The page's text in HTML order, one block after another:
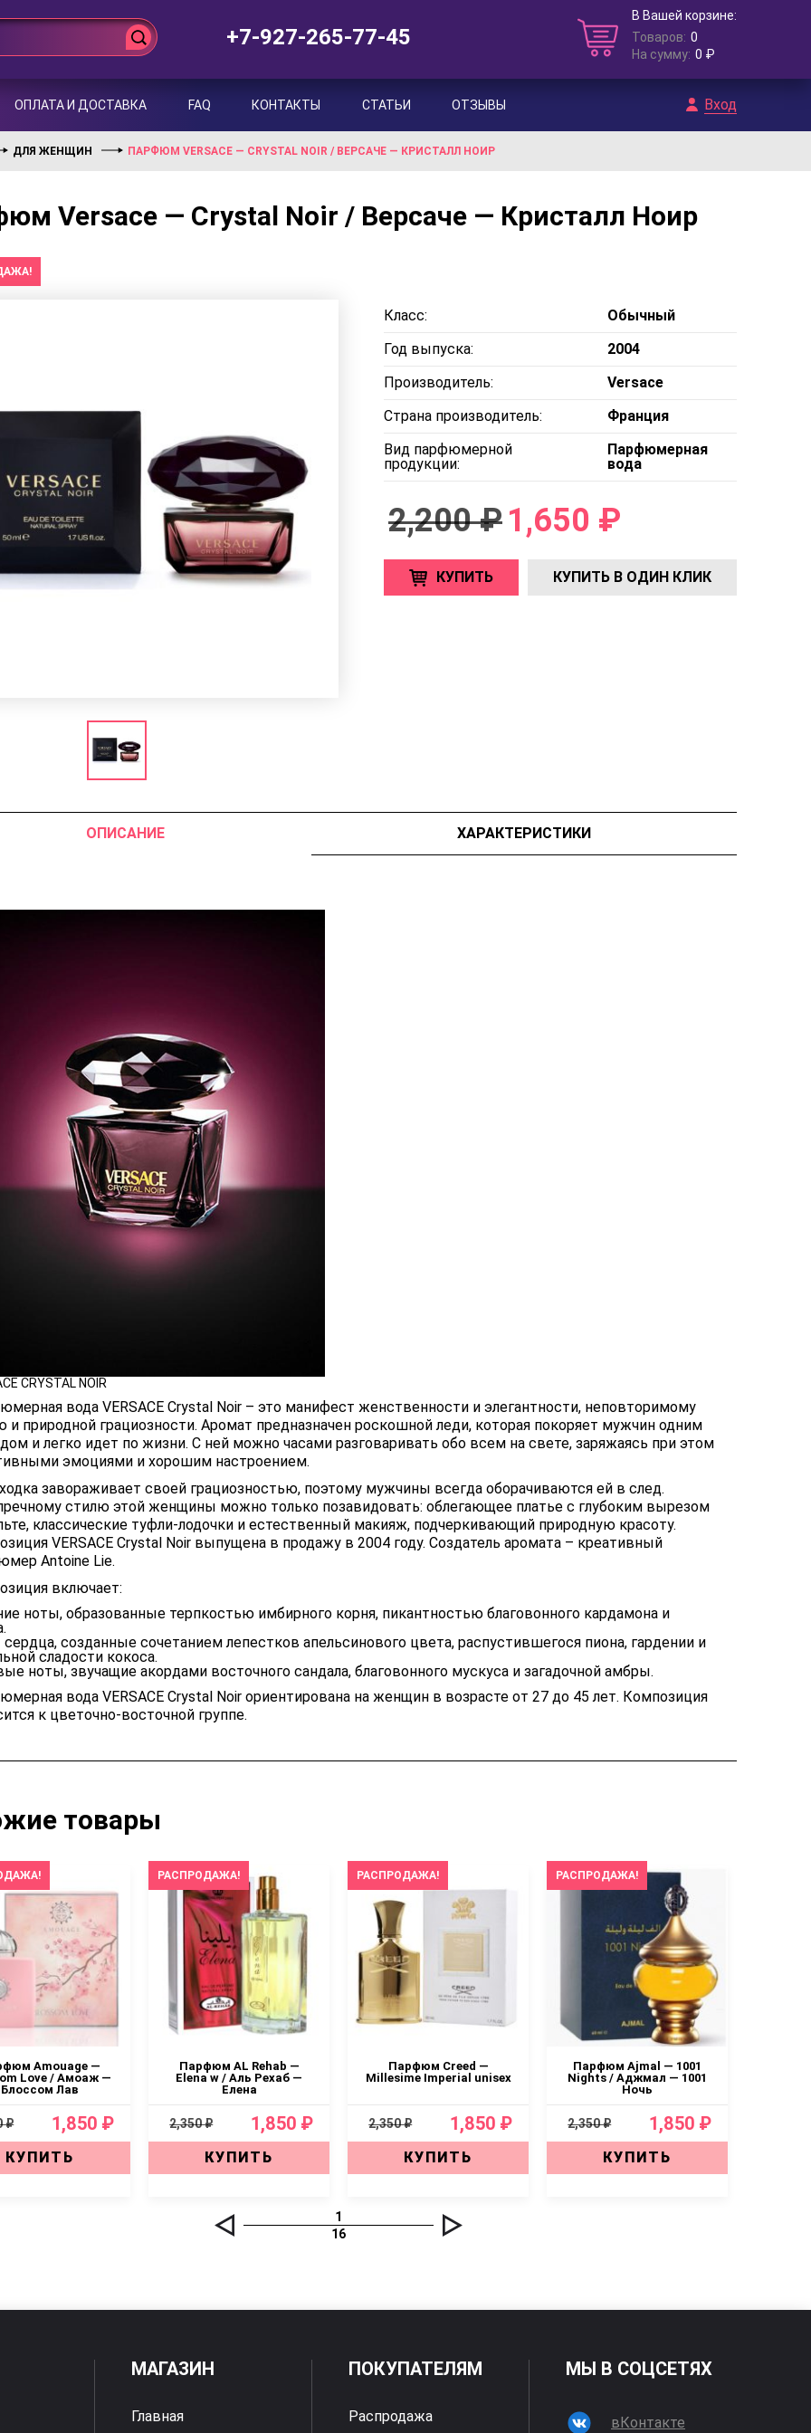
+7-927-265-77-45
В Вашей корзине:
Товаров: 0
На сумму: 0 ₽
ОПЛАТА И ДОСТАВКА FAQ КОНТАКТЫ СТАТЬИ ОТЗЫВЫ Вход
ДЛЯ ЖЕНЩИН ПАРФЮМ VERSACE — CRYSTAL NOIR / ВЕРСАЧЕ — КРИСТАЛЛ НОИР
Versace — Crystal Noir / Версаче — Кристалл Ноир
Класс:
Обычный
Год выпуска:
2004
Производитель:
Versace
Страна производитель:
Франция
Вид парфюмерной
продукции:
Парфюмерная
вода
2,200 ₽1,650 ₽
КУПИТЬ КУПИТЬ В ОДИН КЛИК
ОПИСАНИЕ ХАРАКТЕРИСТИКИ
CRYSTAL NOIR
вода VERSACE Crystal Noir – это манифест женственности и элегантности, неповторимому
и природной грациозности. Аромат предназначен роскошной леди, которая покоряет мужчин одним
и легко идет по жизни. С ней можно часами разговаривать обо всем на свете, заряжаясь при этом
эмоциями и хорошим настроением.
завораживает своей грациозностью, поэтому мужчины всегда оборачиваются ей в след.
стилю этой женщины можно только позавидовать: облегающее платье с глубоким вырезом
классические туфли-лодочки и естественный макияж, подчеркивающий природную красоту.
VERSACE Crystal Noir выпущена в продажу в 2004 году. Создатель аромата – креативный
Antoine Lie.
включает:
ноты, образованные терпкостью имбирного корня, пикантностью благовонного кардамона и
созданные сочетанием лепестков апельсинового цвета, распустившегося пиона, гардении и
сладости кокоса.
ноты, звучащие акордами восточного сандала, благовонного мускуса и загадочной амбры.
вода VERSACE Crystal Noir ориентирована на женщин в возрасте от 27 до 45 лет. Композиция
к цветочно-восточной группе.
товары
Amouage —
Love / Амоаж —
Блоссом Лав
₽ 1,850 ₽
КУПИТЬ
РАСПРОДАЖА!
Парфюм AL Rehab —
Elena w / Аль Рехаб —
Елена
2,350 ₽ 1,850 ₽
КУПИТЬ
РАСПРОДАЖА!
Парфюм Creed —
Millesime Imperial unisex
2,350 ₽ 1,850 ₽
КУПИТЬ
РАСПРОДАЖА!
Парфюм Ajmal — 1001
Nights / Аджмал — 1001
Ночь
2,350 ₽ 1,850 ₽
КУПИТЬ
1
16
МАГАЗИН
Главная
ПОКУПАТЕЛЯМ
Распродажа
МЫ В СОЦСЕТЯХ
вКонтакте